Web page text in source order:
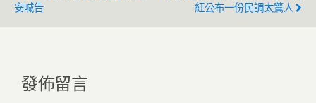
安喊告
紅公布一份民調太驚人
發佈留言